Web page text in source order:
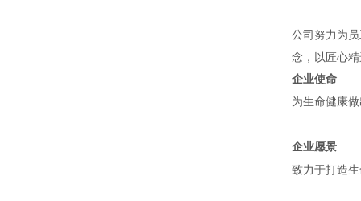
公司努力为
念，以匠心
企业使命
为生命健康
企业愿景
致力于打造